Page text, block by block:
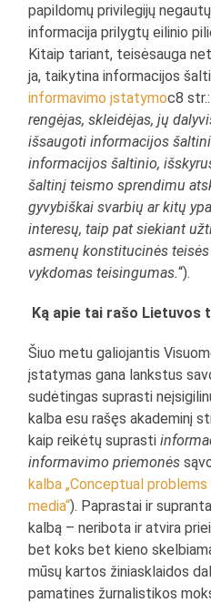
papildomų privilegijų
informacija prilygtų eilinio
Kitaip tariant, teisėsauga
ja, taikytina informacijos
informavimo įstatymoc8 str.:
rengėjas, skleidėjas, jų
išsaugoti informacijos
informacijos šaltinio,
šaltinį teismo sprendimu
gyvybiškai svarbių ar kitų
interesų, taip pat siekiant
asmenų konstitucinės
vykdomas teisingumas.“).
Ką apie tai rašo Lietuvos
Šiuo metu galiojantis
įstatymas gana lankstus
sudėtingas suprasti
kalba esu rašęs akademinį
kaip reikėtų suprasti
informavimo priemonės
kalba „Conceptual
media“). Paprastai ir
kalbą – neribota ir atvira
bet koks bet kieno
mūsų kartos žiniasklaidos
pamatines žurnalistikos